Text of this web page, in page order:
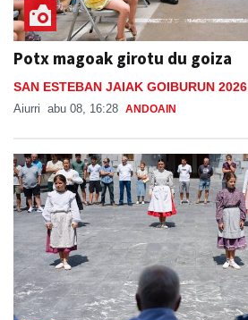
Potx magoak girotu du goiza
SAN ESTEBAN JAIAK GOIBURUN 2026
Aiurri abu 08, 16:28 ANDOAIN